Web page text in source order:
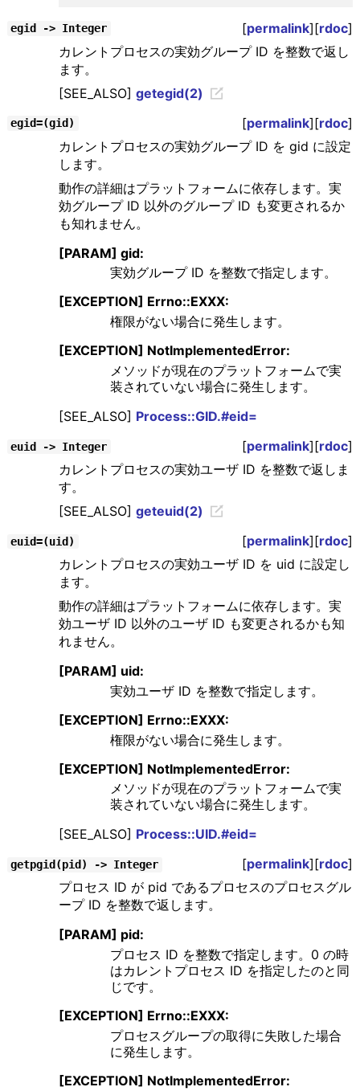
egid -> Integer [permalink][rdoc]
カレントプロセスの実効グループ ID を整数で返し
ます。
[SEE_ALSO] getegid(2)
egid=(gid) [permalink][rdoc]
カレントプロセスの実効グループ ID を gid に設定
します。
動作の詳細はプラットフォームに依存します。実
効グループ ID 以外のグループ ID も変更されるか
も知れません。
[PARAM] gid:
実効グループ ID を整数で指定します。
[EXCEPTION] Errno::EXXX:
権限がない場合に発生します。
[EXCEPTION] NotImplementedError:
メソッドが現在のプラットフォームで実
装されていない場合に発生します。
[SEE_ALSO] Process::GID.#eid=
euid -> Integer [permalink][rdoc]
カレントプロセスの実効ユーザ ID を整数で返しま
す。
[SEE_ALSO] geteuid(2)
euid=(uid) [permalink][rdoc]
カレントプロセスの実効ユーザ ID を uid に設定し
ます。
動作の詳細はプラットフォームに依存します。実
効ユーザ ID 以外のユーザ ID も変更されるかも知
れません。
[PARAM] uid:
実効ユーザ ID を整数で指定します。
[EXCEPTION] Errno::EXXX:
権限がない場合に発生します。
[EXCEPTION] NotImplementedError:
メソッドが現在のプラットフォームで実
装されていない場合に発生します。
[SEE_ALSO] Process::UID.#eid=
getpgid(pid) -> Integer [permalink][rdoc]
プロセス ID が pid であるプロセスのプロセスグル
ープ ID を整数で返します。
[PARAM] pid:
プロセス ID を整数で指定します。0 の時
はカレントプロセス ID を指定したのと同
じです。
[EXCEPTION] Errno::EXXX:
プロセスグループの取得に失敗した場合
に発生します。
[EXCEPTION] NotImplementedError: